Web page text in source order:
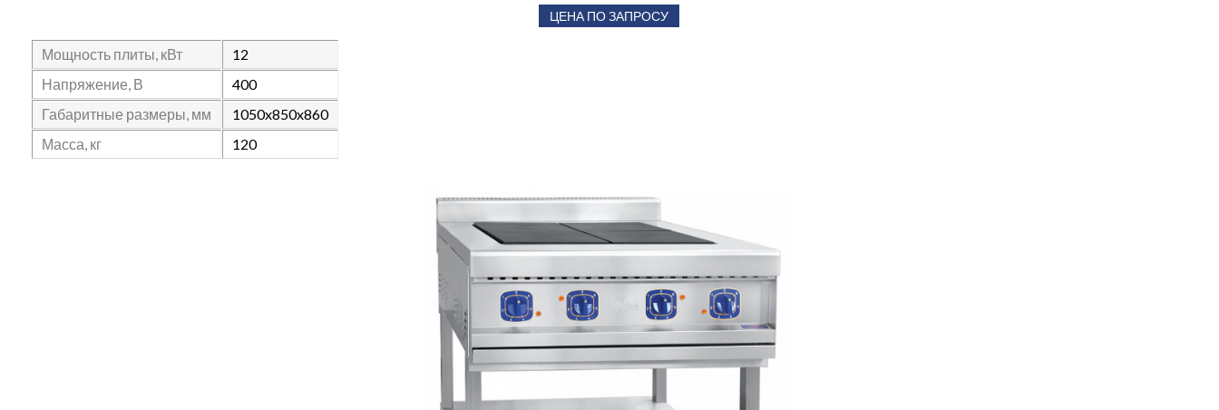
ЦЕНА ПО ЗАПРОСУ
Мощность плиты, кВт
12
Напряжение, В
400
Габаритные размеры, мм
1050x850x860
Масса, кг
120